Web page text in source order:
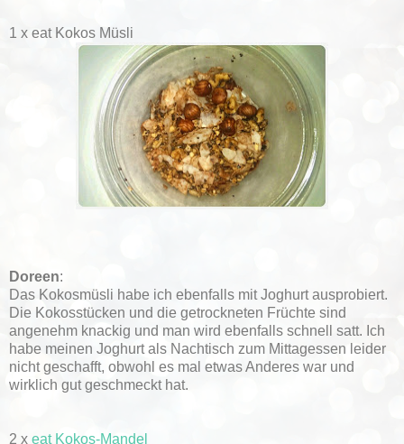
1 x eat Kokos Müsli
Doreen:
Das Kokosmüsli habe ich ebenfalls mit Joghurt ausprobiert.
Die Kokosstücken und die getrockneten Früchte sind
angenehm knackig und man wird ebenfalls schnell satt. Ich
habe meinen Joghurt als Nachtisch zum Mittagessen leider
nicht geschafft, obwohl es mal etwas Anderes war und
wirklich gut geschmeckt hat.
2 x eat Kokos-Mandel